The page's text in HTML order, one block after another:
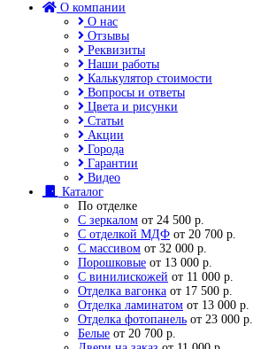
О компании
О нас
Отзывы
Реквизиты
Наши работы
Калькулятор стоимости
Вопросы и ответы
Цвета и рисунки
Статьи
Акции
Города
Гарантии
Видео
Каталог
По отделке
С зеркалом от 24 500 р.
С отделкой МДФ от 20 700 р.
С массивом от 32 000 р.
Порошковые от 13 000 р.
С винилискожей от 11 000 р.
Отделка вагонка от 17 500 р.
Отделка ламинатом от 13 000 р.
Отделка фотопанель от 23 000 р.
Белые от 20 700 р.